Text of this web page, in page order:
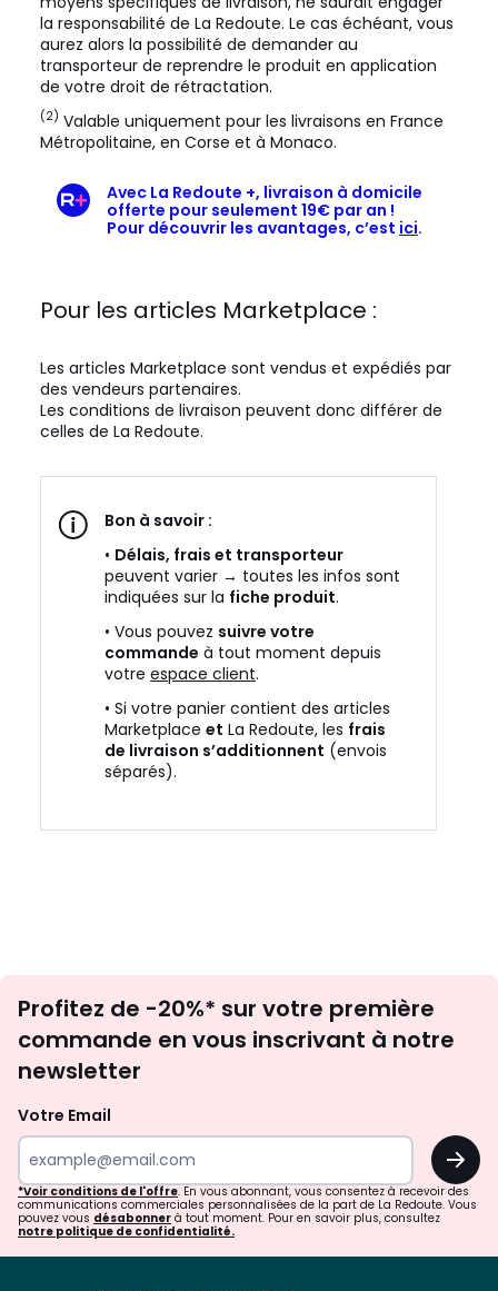
la responsabilité de La Redoute. Le cas échéant, vous
aurez alors la possibilité de demander au
transporteur de reprendre le produit en application
de votre droit de rétractation.
(2) Valable uniquement pour les livraisons en France
Métropolitaine, en Corse et à Monaco.
Avec La Redoute +, livraison à domicile
offerte pour seulement 19€ par an !
Pour découvrir les avantages, c’est ici.
Pour les articles Marketplace :
Les articles Marketplace sont vendus et expédiés par
des vendeurs partenaires.
Les conditions de livraison peuvent donc différer de
celles de La Redoute.
Bon à savoir :
• Délais, frais et transporteur
peuvent varier → toutes les infos sont
indiquées sur la fiche produit.
• Vous pouvez suivre votre
commande à tout moment depuis
votre espace client.
• Si votre panier contient des articles
Marketplace et La Redoute, les frais
de livraison s’additionnent (envois
séparés).
newsletter
Profitez de -20%* sur votre première
commande en vous inscrivant à notre
newsletter
Votre Email
OK
*Voir conditions de l'offre. En vous abonnant, vous consentez à recevoir des
communications commerciales personnalisées de la part de La Redoute. Vous
pouvez vous désabonner à tout moment. Pour en savoir plus, consultez
notre politique de confidentialité.